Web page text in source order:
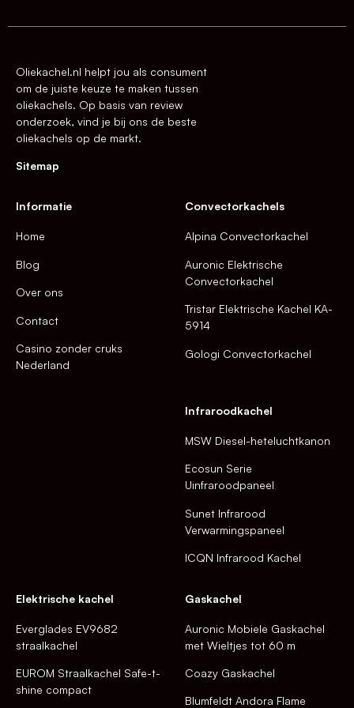
Oliekachel.nl helpt jou als consument
om de juiste keuze te maken tussen
oliekachels. Op basis van review
onderzoek, vind je bij ons de beste
oliekachels op de markt.
Sitemap
Informatie
Home
Blog
Over ons
Contact
Casino zonder cruks
Nederland
Convectorkachels
Alpina Convectorkachel
Auronic Elektrische
Convectorkachel
Tristar Elektrische Kachel KA-
5914
Gologi Convectorkachel
Infraroodkachel
MSW Diesel-heteluchtkanon
Ecosun Serie
Uinfraroodpaneel
Sunet Infrarood
Verwarmingspaneel
ICQN Infrarood Kachel
Elektrische kachel
Everglades EV9682
straalkachel
EUROM Straalkachel Safe-t-
shine compact
Gaskachel
Auronic Mobiele Gaskachel
met Wieltjes tot 60 m
Coazy Gaskachel
Blumfeldt Andora Flame